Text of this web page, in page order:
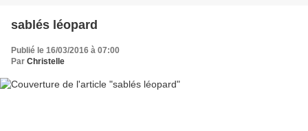
sablés léopard
Publié le 16/03/2016 à 07:00
Par Christelle